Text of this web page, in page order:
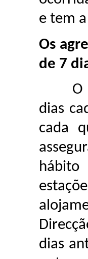
e tem
Os
de 7
O
dias
cada
hábito
dias